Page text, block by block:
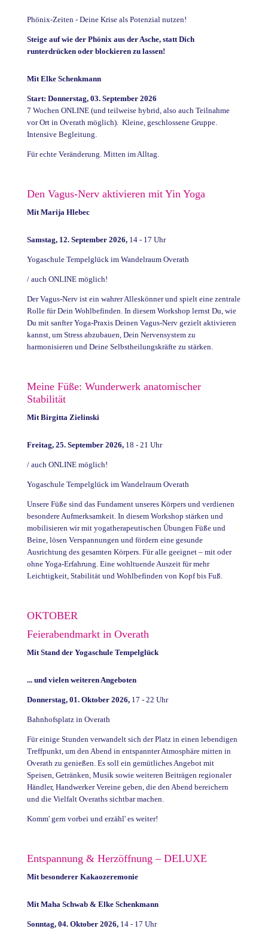
Phönix-Zeiten - Deine Krise als Potenzial nutzen!
Steige auf wie der Phönix aus der Asche, statt Dich
runterdrücken oder blockieren zu lassen!
Mit Elke Schenkmann
Start: Donnerstag, 03. September 2026
7 Wochen ONLINE (und teilweise hybrid, also auch Teilnahme
vor Ort in Overath möglich). Kleine, geschlossene Gruppe.
Intensive Begleitung.
Für echte Veränderung. Mitten im Alltag.
Den Vagus-Nerv aktivieren mit Yin Yoga
Mit Marija Hlebec
Samstag, 12. September 2026,14 - 17 Uhr
Yogaschule Tempelglück im Wandelraum Overath
/ auch ONLINE möglich!
Der Vagus-Nerv ist ein wahrer Alleskönner und spielt eine zentrale
Rolle für Dein Wohlbefinden. In diesem Workshop lernst Du, wie
Du mit sanfter Yoga-Praxis Deinen Vagus-Nerv gezielt aktivieren
kannst, um Stress abzubauen, Dein Nervensystem zu
harmonisieren und Deine Selbstheilungskräfte zu stärken.
Meine Füße: Wunderwerk anatomischer
Stabilität
Mit Birgitta Zielinski
Freitag, 25. September 2026,18 - 21 Uhr
/ auch ONLINE möglich!
Yogaschule Tempelglück im Wandelraum Overath
Unsere Füße sind das Fundament unseres Körpers und verdienen
besondere Aufmerksamkeit. In diesem Workshop stärken und
mobilisieren wir mit yogatherapeutischen Übungen Füße und
Beine, lösen Verspannungen und fördern eine gesunde
Ausrichtung des gesamten Körpers. Für alle geeignet – mit oder
ohne Yoga-Erfahrung. Eine wohltuende Auszeit für mehr
Leichtigkeit, Stabilität und Wohlbefinden von Kopf bis Fuß.
OKTOBER
Feierabendmarkt in Overath
Mit Stand der Yogaschule Tempelglück
... und vielen weiteren Angeboten
Donnerstag, 01. Oktober 2026,17 - 22 Uhr
Bahnhofsplatz in Overath
Für einige Stunden verwandelt sich der Platz in einen lebendigen
Treffpunkt, um den Abend in entspannter Atmosphäre mitten in
Overath zu genießen. Es soll ein gemütliches Angebot mit
Speisen, Getränken, Musik sowie weiteren Beiträgen regionaler
Händler, Handwerker Vereine geben, die den Abend bereichern
und die Vielfalt Overaths sichtbar machen.
Komm' gern vorbei und erzähl' es weiter!
Entspannung & Herzöffnung – DELUXE
Mit besonderer Kakaozeremonie
Mit Maha Schwab & Elke Schenkmann
Sonntag, 04. Oktober 2026,14 - 17 Uhr